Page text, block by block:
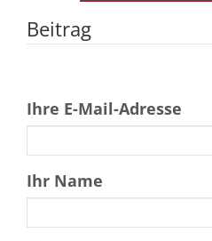
Beitrag
Ihre E-Mail-Adresse
Ihr Name